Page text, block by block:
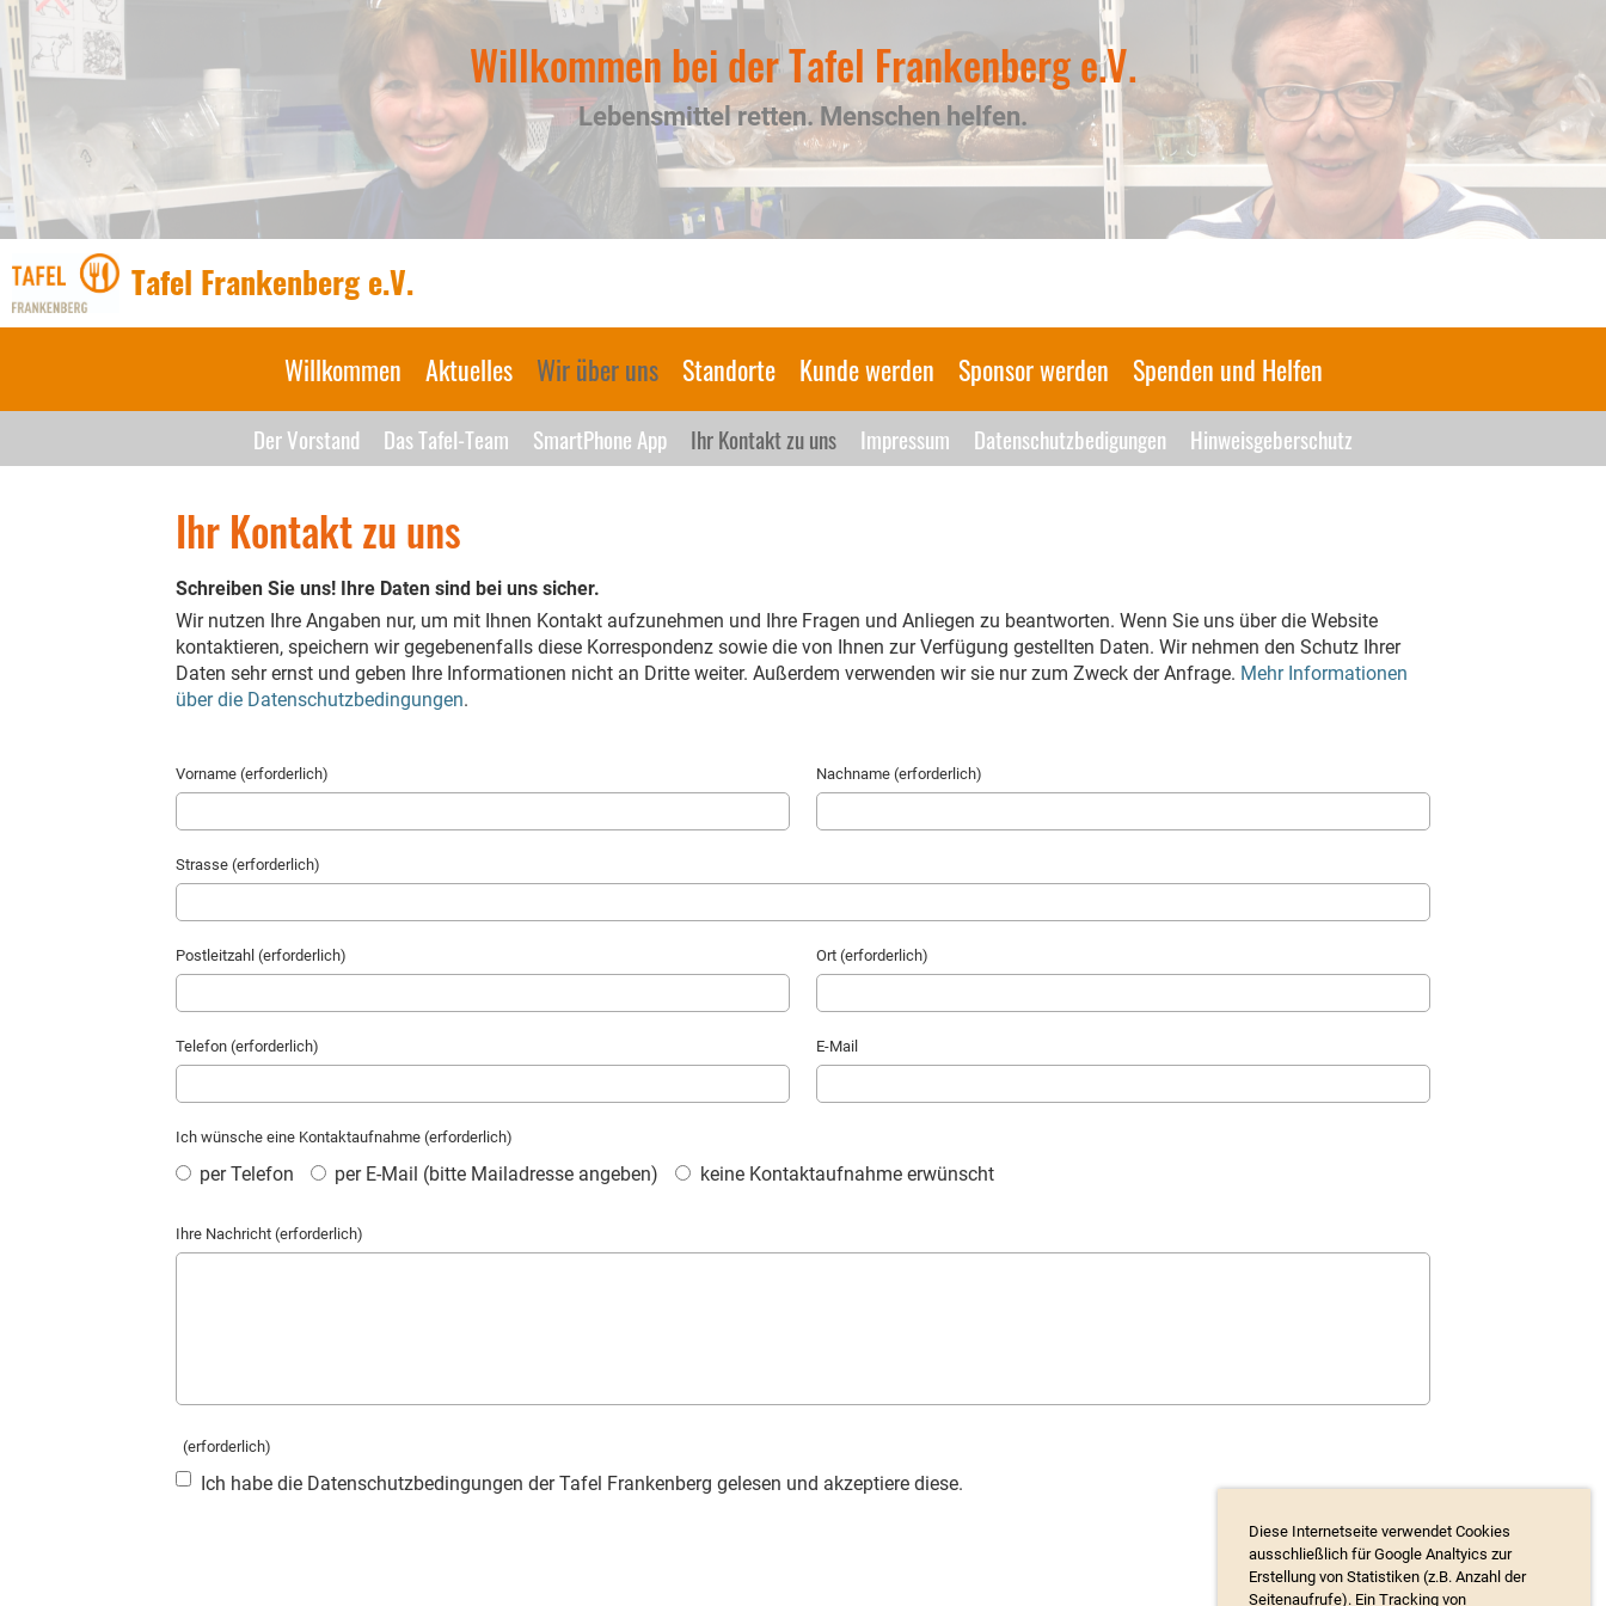
Diese Internetseite verwendet Cookies
ausschließlich für Google Analtyics zur
Erstellung von Statistiken (z.B. Anzahl der
Seitenaufrufe). Ein Tracking von
Willkommen bei der Tafel Frankenberg e.V.
Lebensmittel retten. Menschen helfen.
Tafel Frankenberg e.V.
Willkommen Aktuelles Wir über uns Standorte Kunde werden Sponsor werden Spenden und Helfen
Der Vorstand Das Tafel-Team SmartPhone App Ihr Kontakt zu uns Impressum Datenschutzbedigungen Hinweisgeberschutz
Ihr Kontakt zu uns
Schreiben Sie uns! Ihre Daten sind bei uns sicher.
Wir nutzen Ihre Angaben nur, um mit Ihnen Kontakt aufzunehmen und Ihre Fragen und Anliegen zu beantworten. Wenn Sie uns über die Website
kontaktieren, speichern wir gegebenenfalls diese Korrespondenz sowie die von Ihnen zur Verfügung gestellten Daten. Wir nehmen den Schutz Ihrer
Daten sehr ernst und geben Ihre Informationen nicht an Dritte weiter. Außerdem verwenden wir sie nur zum Zweck der Anfrage. Mehr Informationen
über die Datenschutzbedingungen.
Vorname (erforderlich) Nachname (erforderlich)
Strasse (erforderlich)
Postleitzahl (erforderlich) Ort (erforderlich)
Telefon (erforderlich) E-Mail
Ich wünsche eine Kontaktaufnahme (erforderlich)
per Telefon per E-Mail (bitte Mailadresse angeben) keine Kontaktaufnahme erwünscht
Ihre Nachricht (erforderlich)
(erforderlich)
Ich habe die Datenschutzbedingungen der Tafel Frankenberg gelesen und akzeptiere diese.